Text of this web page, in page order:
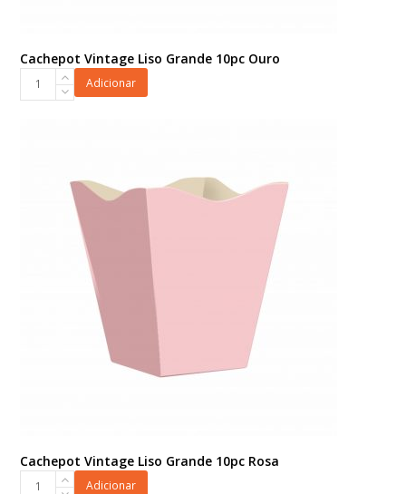
Cachepot Vintage Liso Grande 10pc Ouro
Cachepot
quantidade
Adicionar
Cachepot Vintage Liso Grande 10pc Rosa
Cachepot
Adicionar